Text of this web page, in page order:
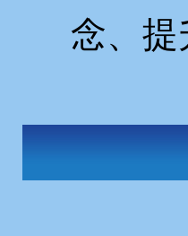
念、